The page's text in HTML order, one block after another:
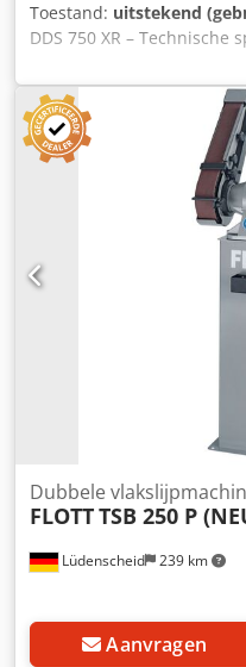
Toestand: uitstekend
DDS 750 XR – Technische
verticale dubbelzijdige
Slijpschijfdiameter: 750
(doorvoer): 180 mm
mm Maximale slijpbreedte
Maximale materiaaldikte
vermogen: 48 kW Slijpspil
omtreksnelheid slijpschijf:
spilcentrum Aanvoertype:
Aanvoersnelheid bereik:
Besturingssysteem:
machinehoogte: ca. 3.100
lengte ca. 4.900 mm,
geleide spindels, 16 CNC-
Lüdenscheid 239 km
Dubbele
FLOTTTSB 250 P
Aanvragen